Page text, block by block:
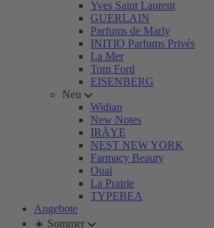
Yves Saint Laurent
GUERLAIN
Parfums de Marly
INITIO Parfums Privés
La Mer
Tom Ford
EISENBERG
Neu
Widian
New Notes
IRÄYE
NEST NEW YORK
Farmacy Beauty
Ouai
La Prairie
TYPEBEA
Angebote
☀️ Sommer